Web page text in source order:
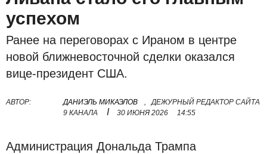
успехом
Ранее на переговорах с Ираном в центре
новой ближневосточной сделки оказался
вице-президент США.
АВТОР: ДАНИЭЛЬ МИКАЭЛОВ ,
ДЕЖУРНЫЙ РЕДАКТОР САЙТА
9 КАНАЛА
I 30 ИЮНЯ 2026 14:55
Администрация Дональда Трампа